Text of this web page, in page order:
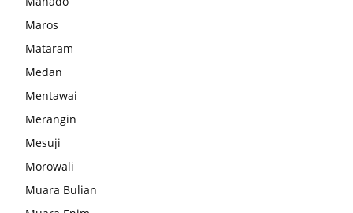
Maros
Mataram
Medan
Mentawai
Merangin
Mesuji
Morowali
Muara Bulian